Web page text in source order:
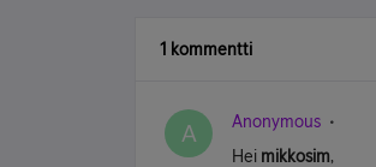
1 kommentti
A Anonymous
Hei mikkosim,